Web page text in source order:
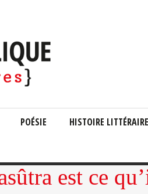
POÉSIE HISTOIRE LITTÉRAIRE
est ce